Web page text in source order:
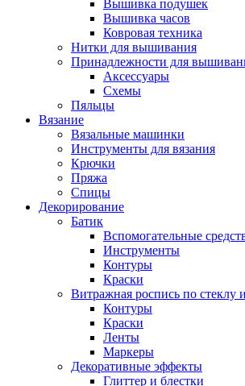
Вышивка подушек
Вышивка часов
Ковровая техника
Нитки для вышивания
Принадлежности для
Аксессуары
Схемы
Пяльцы
Вязание
Вязальные машинки
Инструменты для вязания
Крючки
Пряжа
Спицы
Декорирование
Батик
Вспомогательные
Инструменты
Контуры
Краски
Витражная роспись по стеклу
Контуры
Краски
Ленты
Маркеры
Декоративные эффекты
Глиттер и блестки